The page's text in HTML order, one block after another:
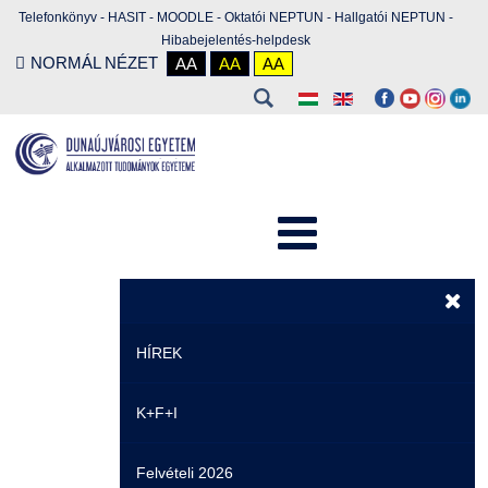
Telefonkönyv - HASIT - MOODLE - Oktatói NEPTUN - Hallgatói NEPTUN -
Hibabejelentés-helpdesk
NORMÁL NÉZET AA AA AA
HÍREK
Hírek
Események
K+F+I
Felvételi 2026